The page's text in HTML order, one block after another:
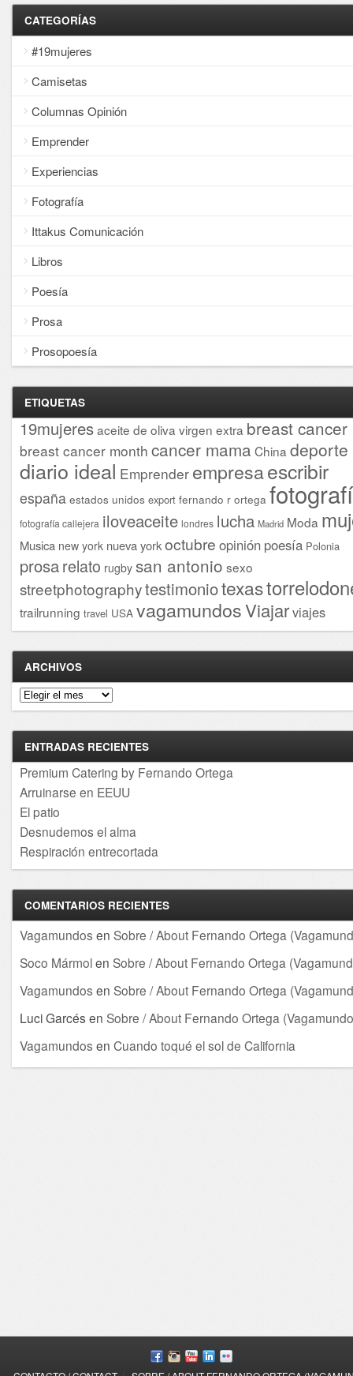
CATEGORÍAS
#19mujeres
Camisetas
Columnas Opinión
Emprender
Experiencias
Fotografía
Ittakus Comunicación
Libros
Poesía
Prosa
Prosopoesía
ETIQUETAS
19mujeresaceite de oliva virgen extra breast cancer
breast cancer month cancer mama China deporte
diario ideal Emprender empresaescribir
españa estados unidos export fernando r ortega
fotografía callejera iloveaceite londres lucha Madrid Moda
Musica new york nueva yorkoctubre opinión poesía Polonia
prosarelato rugby san antonio sexo
streetphotographytestimoniotexas
trailrunning travel USA vagamundosViajarviajes
ARCHIVOS
Archivos
ENTRADAS RECIENTES
Premium Catering by Fernando Ortega
Arruinarse en EEUU
El patio
Desnudemos el alma
Respiración entrecortada
COMENTARIOS RECIENTES
Vagamundos en Sobre / About Fernando Ortega
Soco Mármolen Sobre / About Fernando Ortega
Vagamundos en Sobre / About Fernando Ortega
Luci Garcés en Sobre / About Fernando Ortega
Vagamundos en Cuando toqué el sol de California